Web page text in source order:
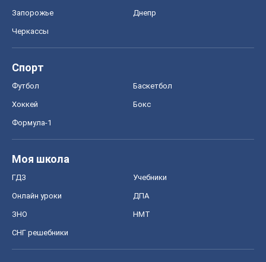
Запорожье Днепр
Черкассы
Спорт
Футбол Баскетбол
Хоккей Бокс
Формула-1
Моя школа
ГДЗ Учебники
Онлайн уроки ДПА
ЗНО НМТ
СНГ решебники